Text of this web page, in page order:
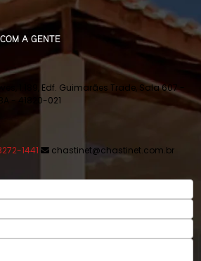
A GENTE
1.189, Edf. Guimarães Trade, Sala 607 -
- 41820-021
1441 chastinet@chastinet.com.br